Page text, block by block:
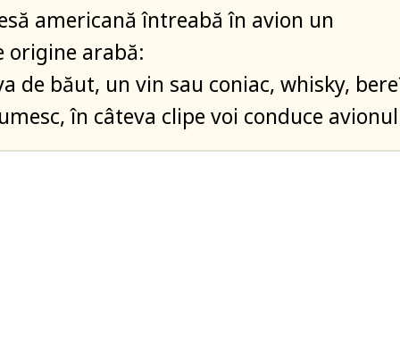
americană întreabă în avion un
origine arabă:
de băut, un vin sau coniac, whisky,
în câteva clipe voi conduce